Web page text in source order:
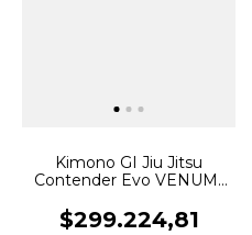
Kimono GI Jiu Jitsu
Contender Evo VENUM-
$299.224,81